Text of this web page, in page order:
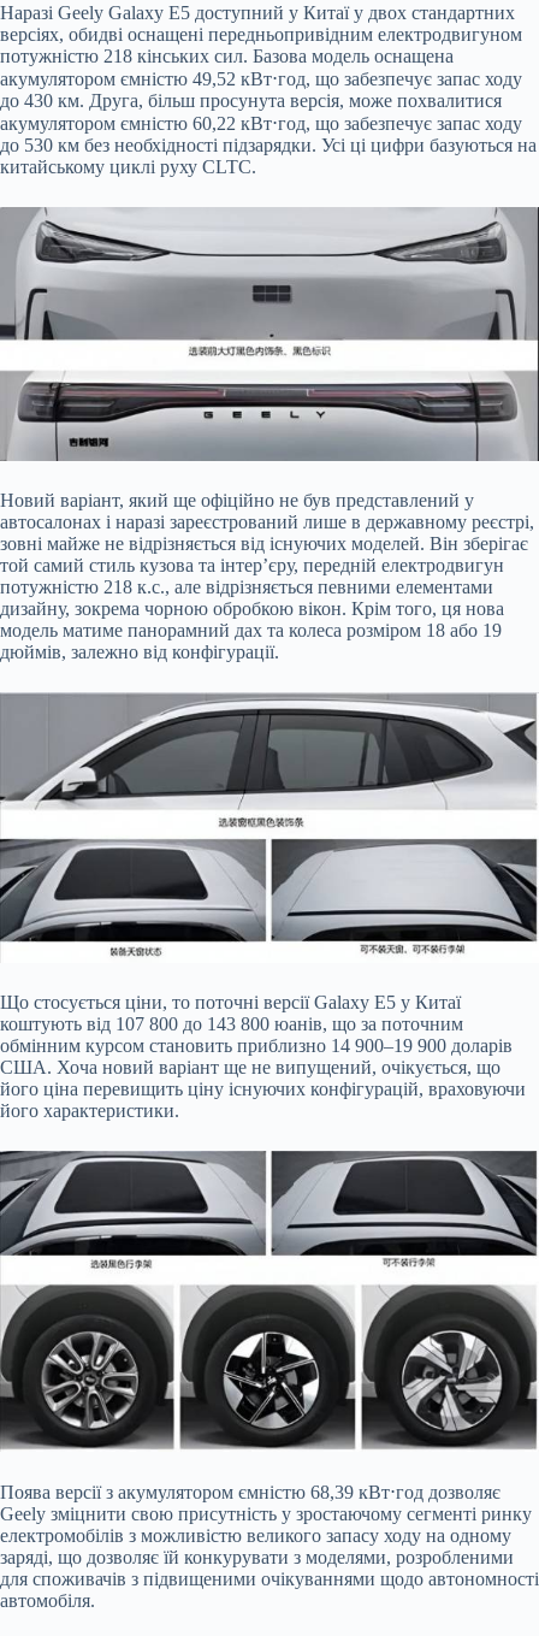
Наразі Geely Galaxy E5 доступний у Китаї у двох стандартних
версіях, обидві оснащені передньопривідним електродвигуном
потужністю 218 кінських сил. Базова модель оснащена
акумулятором ємністю 49,52 кВт⋅год, що забезпечує запас ходу
до 430 км. Друга, більш просунута версія, може похвалитися
акумулятором ємністю 60,22 кВт⋅год, що забезпечує запас ходу
до 530 км без необхідності підзарядки. Усі ці цифри базуються на
китайському циклі руху CLTC.
Новий варіант, який ще офіційно не був представлений у
автосалонах і наразі зареєстрований лише в державному реєстрі,
зовні майже не відрізняється від існуючих моделей. Він зберігає
той самий стиль кузова та інтер’єру, передній електродвигун
потужністю 218 к.с., але відрізняється певними елементами
дизайну, зокрема чорною обробкою вікон. Крім того, ця нова
модель матиме панорамний дах та колеса розміром 18 або 19
дюймів, залежно від конфігурації.
Що стосується ціни, то поточні версії Galaxy E5 у Китаї
коштують від 107 800 до 143 800 юанів, що за поточним
обмінним курсом становить приблизно 14 900–19 900 доларів
США. Хоча новий варіант ще не випущений, очікується, що
його ціна перевищить ціну існуючих конфігурацій, враховуючи
його характеристики.
Поява версії з акумулятором ємністю 68,39 кВт⋅год дозволяє
Geely зміцнити свою присутність у зростаючому сегменті ринку
електромобілів з можливістю великого запасу ходу на одному
заряді, що дозволяє їй конкурувати з моделями, розробленими
для споживачів з підвищеними очікуваннями щодо автономності
автомобіля.